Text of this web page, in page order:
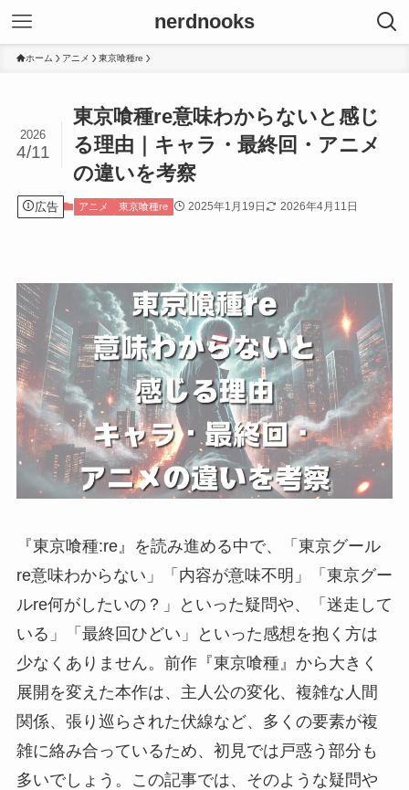
nerdnooks
ホーム アニメ 東京喰種re
東京喰種re意味わからないと感じ
る理由｜キャラ・最終回・アニメ
の違いを考察
2026
4/11
広告 アニメ 東京喰種re 2025年1月19日 2026年4月11日
『東京喰種:re』を読み進める中で、「東京グール
re意味わからない」「内容が意味不明」「東京グー
ルre何がしたいの？」といった疑問や、「迷走して
いる」「最終回ひどい」といった感想を抱く方は
少なくありません。前作『東京喰種』から大きく
展開を変えた本作は、主人公の変化、複雑な人間
関係、張り巡らされた伏線など、多くの要素が複
雑に絡み合っているため、初見では戸惑う部分も
多いでしょう。この記事では、そのような疑問や